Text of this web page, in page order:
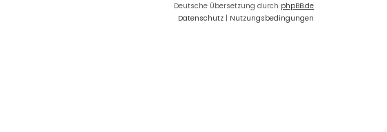
Deutsche Übersetzung durch phpBB.de
Datenschutz | Nutzungsbedingungen